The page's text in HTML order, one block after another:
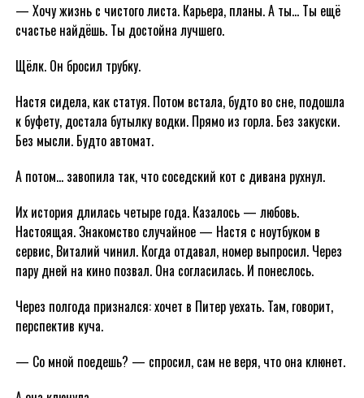
— Хочу жизнь с чистого листа. Карьера, планы. А ты… Ты ещё
счастье найдёшь. Ты достойна лучшего.
Щёлк. Он бросил трубку.
Настя сидела, как статуя. Потом встала, будто во сне, подошла
к буфету, достала бутылку водки. Прямо из горла. Без закуски.
Без мысли. Будто автомат.
А потом… завопила так, что соседский кот с дивана рухнул.
Их история длилась четыре года. Казалось — любовь.
Настоящая. Знакомство случайное — Настя с ноутбуком в
сервис, Виталий чинил. Когда отдавал, номер выпросил. Через
пару дней на кино позвал. Она согласилась. И понеслось.
Через полгода признался: хочет в Питер уехать. Там, говорит,
перспектив куча.
— Со мной поедешь? — спросил, сам не веря, что она клюнет.